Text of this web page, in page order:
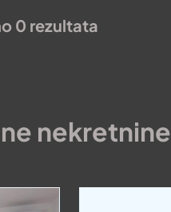
0 rezultata
nekretnine